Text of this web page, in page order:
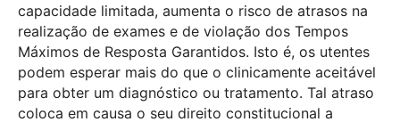
capacidade limitada, aumenta o risco de atrasos na
realização de exames e de violação dos Tempos
Máximos de Resposta Garantidos. Isto é, os utentes
podem esperar mais do que o clinicamente aceitável
para obter um diagnóstico ou tratamento. Tal atraso
coloca em causa o seu direito constitucional a